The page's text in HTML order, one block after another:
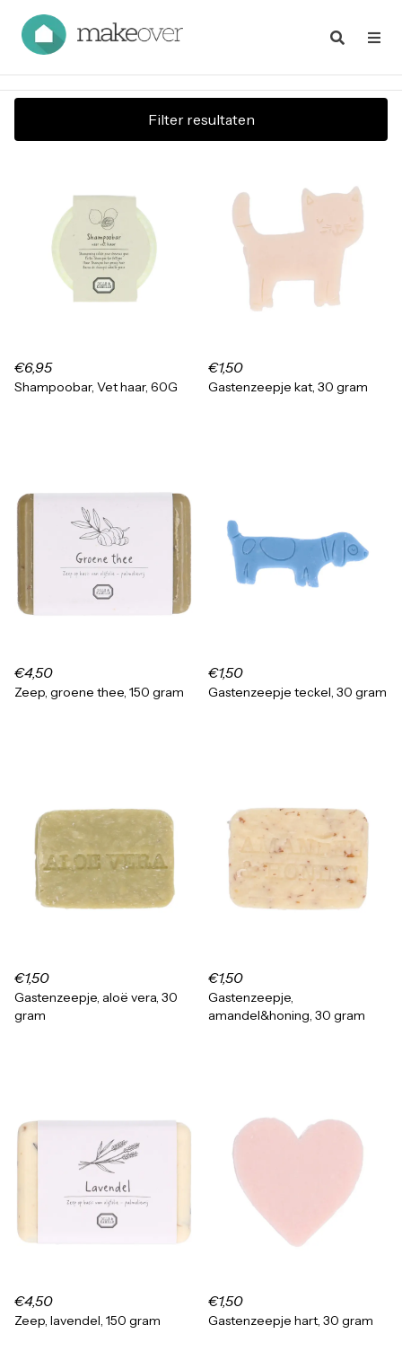
Filter resultaten
€6,95
Shampoobar, Vet haar, 60G
€1,50
Gastenzeepje kat, 30 gram
€4,50
Zeep, groene thee, 150 gram
€1,50
Gastenzeepje teckel, 30 gram
€1,50
Gastenzeepje, aloë vera, 30
gram
€1,50
Gastenzeepje,
amandel&honing, 30 gram
€4,50
Zeep, lavendel, 150 gram
€1,50
Gastenzeepje hart, 30 gram